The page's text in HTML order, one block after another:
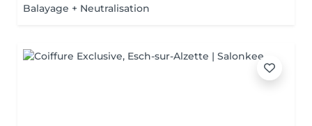
Balayage + Neutralisation